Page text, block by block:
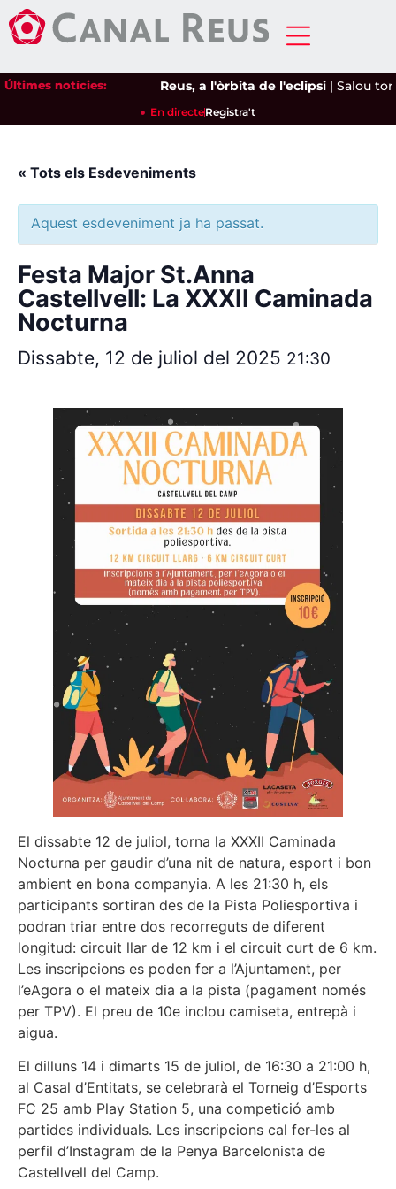
Últimes notícies: Reus, a l'òrbita de l'eclipsi| Salou
En directeRegistra't
« Tots els Esdeveniments
Aquest esdeveniment ja ha passat.
Festa Major St.Anna
Castellvell: La XXXII Caminada
Nocturna
Dissabte, 12 de juliol del 2025 21:30
El dissabte 12 de juliol, torna la XXXII Caminada
Nocturna per gaudir d’una nit de natura, esport i bon
ambient en bona companyia. A les 21:30 h, els
participants sortiran des de la Pista Poliesportiva i
podran triar entre dos recorreguts de diferent
longitud: circuit llar de 12 km i el circuit curt de 6 km.
Les inscripcions es poden fer a l’Ajuntament, per
l’eAgora o el mateix dia a la pista (pagament només
per TPV). El preu de 10e inclou camiseta, entrepà i
aigua.
El dilluns 14 i dimarts 15 de juliol, de 16:30 a 21:00 h,
al Casal d’Entitats, se celebrarà el Torneig d’Esports
FC 25 amb Play Station 5, una competició amb
partides individuals. Les inscripcions cal fer-les al
perfil d’Instagram de la Penya Barcelonista de
Castellvell del Camp.